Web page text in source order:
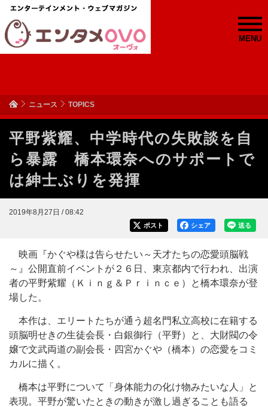
MENU
ニュース TOPICS
平野紫耀、中学時代の失敗談を自
ら暴露 橋本環奈へのサポートで
は紳士ぶりを発揮
2019年8月27日 / 08:42
送る
シェア
ポスト
映画『かぐや様は告らせたい～天才たちの恋愛頭脳戦
～』公開直前イベントが２６日、東京都内で行われ、出演
者の平野紫耀（Ｋｉｎｇ＆Ｐｒｉｎｃｅ）と橋本環奈が登
場した。
本作は、エリートたちが通う超名門私立高校に在籍する
頭脳明せきの生徒会長・白銀御行（平野）と、大財閥の令
嬢で文武両道の副会長・四宮かぐや（橋本）の恋愛をコミ
カルに描く。
橋本は平野について「身体能力の化け物みたいな人」と
表現。平野が驚いたときの動きが激し過ぎることも語る